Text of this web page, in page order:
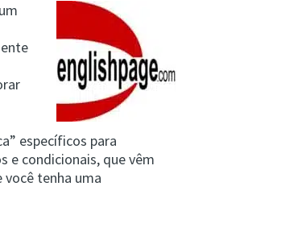
específicos para
e condicionais, que vêm
tenha uma